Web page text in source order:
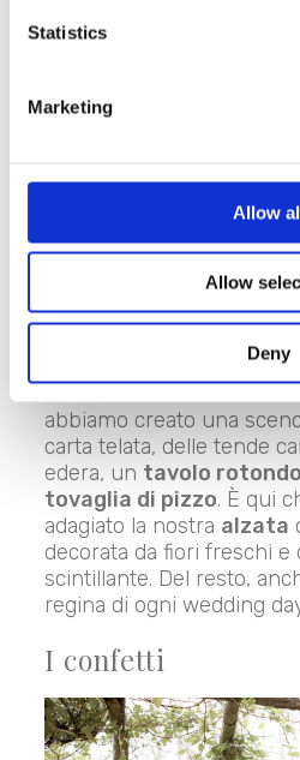
Statistics
Marketing
Allow
Allow
Deny
Che si tratti di un
stile cocktail, iltaglio
uno dei momenti più
Anche per questo è
allestimento di riguardo:
visibile dagli invitati e
abbiamo creato una
carta telata, delle tende
edera, un tavolo rotondo
tovaglia di pizzo. È qui
adagiato la nostra alzata
decorata da fiori freschi e
scintillante. Del resto,
regina di ogni wedding
I confetti